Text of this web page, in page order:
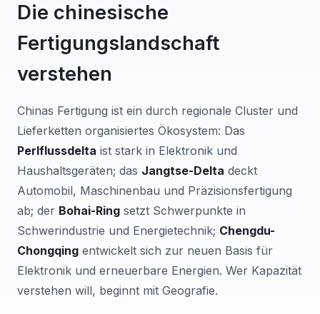
Die chinesische
Fertigungslandschaft
verstehen
Chinas Fertigung ist ein durch regionale Cluster und
Lieferketten organisiertes Ökosystem: Das
Perlflussdelta ist stark in Elektronik und
Haushaltsgeräten; das Jangtse-Delta deckt
Automobil, Maschinenbau und Präzisionsfertigung
ab; der Bohai-Ring setzt Schwerpunkte in
Schwerindustrie und Energietechnik; Chengdu-
Chongqing entwickelt sich zur neuen Basis für
Elektronik und erneuerbare Energien. Wer Kapazität
verstehen will, beginnt mit Geografie.